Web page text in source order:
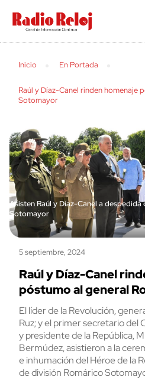
cerrar
Inicio En Portada
Raúl y Díaz-Canel rinden homenaje
Sotomayor
Asisten Raúl y Díaz-Canel a
Sotomayor
5 septiembre, 2024
Raúl y Díaz-Canel
póstumo al general
El líder de la Revolución,
Ruz; y el primer secretario
y presidente de la República,
Bermúdez, asistieron a la
e inhumación del Héroe de la
de división Romárico